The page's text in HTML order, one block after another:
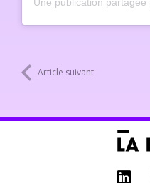
Article suivant